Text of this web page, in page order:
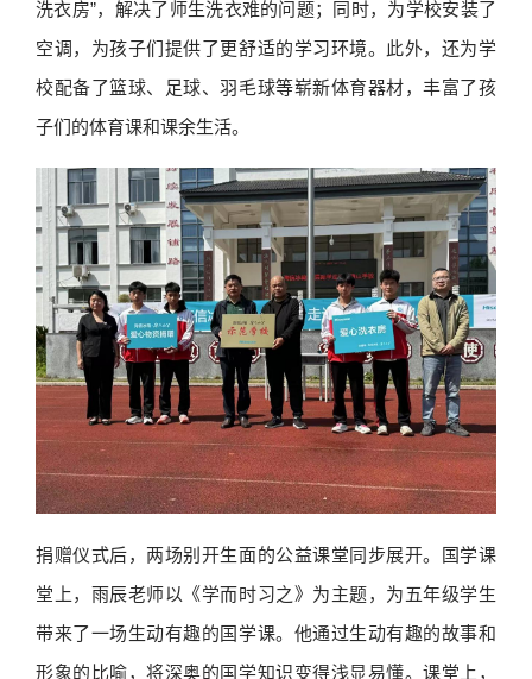
洗衣房”，解决了师生洗衣难的问题；同时，为学校安装了
空调，为孩子们提供了更舒适的学习环境。此外，还为学
校配备了篮球、足球、羽毛球等崭新体育器材，丰富了孩
子们的体育课和课余生活。
捐赠仪式后，两场别开生面的公益课堂同步展开。国学课
堂上，雨辰老师以《学而时习之》为主题，为五年级学生
带来了一场生动有趣的国学课。他通过生动有趣的故事和
形象的比喻，将深奥的国学知识变得浅显易懂。课堂上，